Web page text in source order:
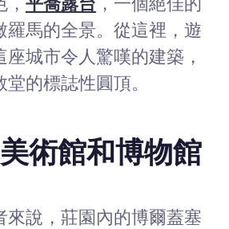
羅馬的全景。從這裡，遊
城市令人驚嘆的建築，
的標誌性圓頂。
術館和博物館
來說，莊園內的博爾蓋塞